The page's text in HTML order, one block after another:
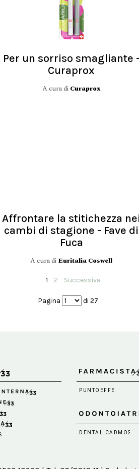
Per un sorriso smagliante -
Curaprox
A cura di Curaprox
Affrontare la stitichezza
cambi di stagione - Fave di
Fuca
A cura di Euritalia Coswell
1 2 Successiva
Pagina di 27